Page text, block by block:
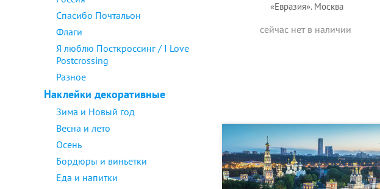
Спасибо Почтальон
Флаги
Я люблю Посткроссинг / I Love
Postcrossing
Разное
Наклейки декоративные
Зима и Новый год
Весна и лето
Осень
Бордюры и виньетки
Еда и напитки
«Евразия». Москва
сейчас нет в наличии